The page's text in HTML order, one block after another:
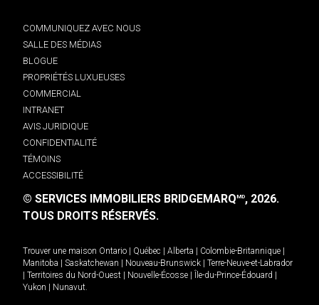
COMMUNIQUEZ AVEC NOUS
SALLE DES MÉDIAS
BLOGUE
PROPRIÉTÉS LUXUEUSES
COMMERCIAL
INTRANET
AVIS JURIDIQUE
CONFIDENTIALITÉ
TÉMOINS
ACCESSIBILITÉ
© SERVICES IMMOBILIERS BRIDGEMARQMD, 2026.
TOUS DROITS RÉSERVÉS.
Trouver une maison Ontario Québec Alberta Colombie-Britannique
Manitoba
Saskatchewan Nouveau-Brunswick
Terre-Neuve-et-Labrador
Territoires du Nord-Ouest Nouvelle-Écosse Île-du-Prince-Édouard
Yukon
Nunavut.